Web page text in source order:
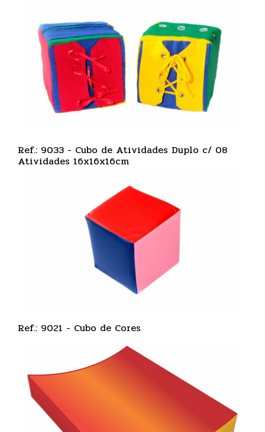
Ref.: 9033 - Cubo de Atividades Duplo c/ 08
Atividades 16x16x16cm
Ref.: 9021 - Cubo de Cores